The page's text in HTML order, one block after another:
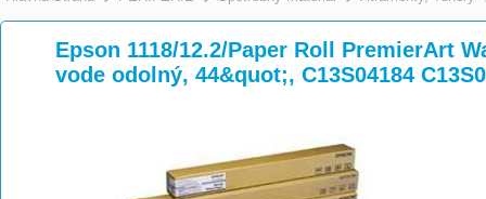
>>>
Epson 1118/12.2/Paper Roll PremierArt
vode odolný, 44&quot;, C13S04184